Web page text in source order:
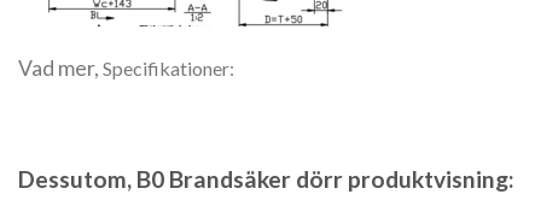
Vad mer, Specifikationer:
Dessutom, B0 Brandsäker dörr produktvisning: